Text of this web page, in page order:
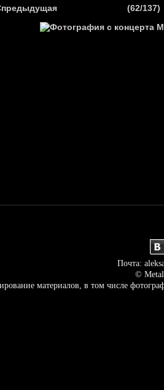
(62/137)
Почта:
©
материалов, в том числе